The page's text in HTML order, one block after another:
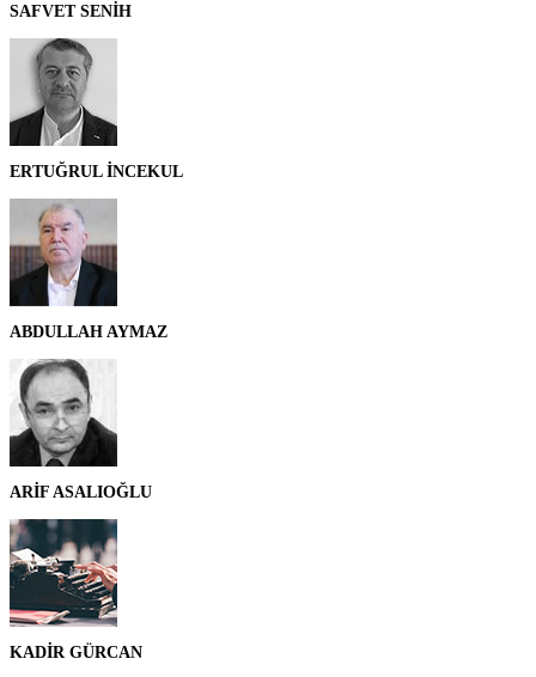
SAFVET SENİH
ERTUĞRUL İNCEKUL
ABDULLAH AYMAZ
ARİF ASALIOĞLU
KADİR GÜRCAN